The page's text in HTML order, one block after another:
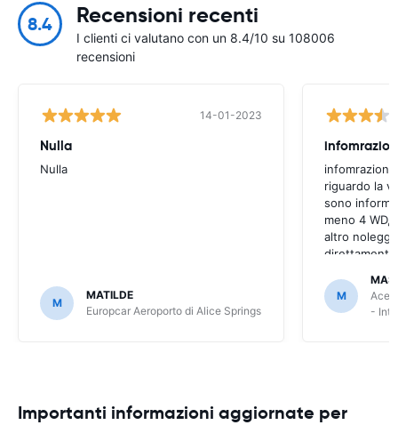
8.4 Recensioni recenti
I clienti ci valutano con un 8.4/10 su 108006
recensioni
14-01-2023
Nulla
Nulla
M
MATILDE
Europcar Aeroporto di Alice Springs
infomrazioni
riguardo la
sono
meno 4 WD,
altro
direttamente
M
Ace
-
Importanti informazioni aggiornate per